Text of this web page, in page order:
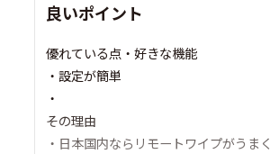
良いポイント
優れている点・好きな機能
・設定が簡単
・
その理由
・日本国内ならリモートワイプがうま